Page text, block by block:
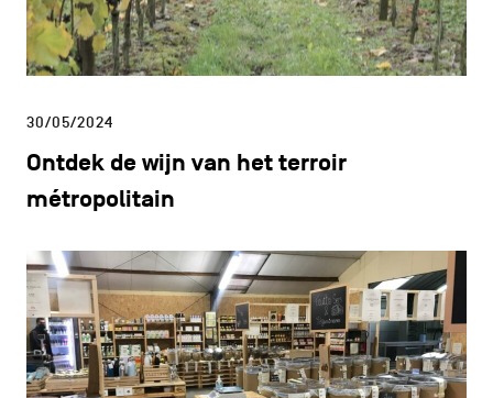
30/05/2024
Ontdek de wijn van het terroir
métropolitain